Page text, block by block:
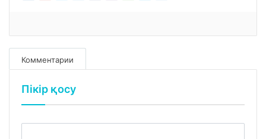
Комментарии
Пікір қосу